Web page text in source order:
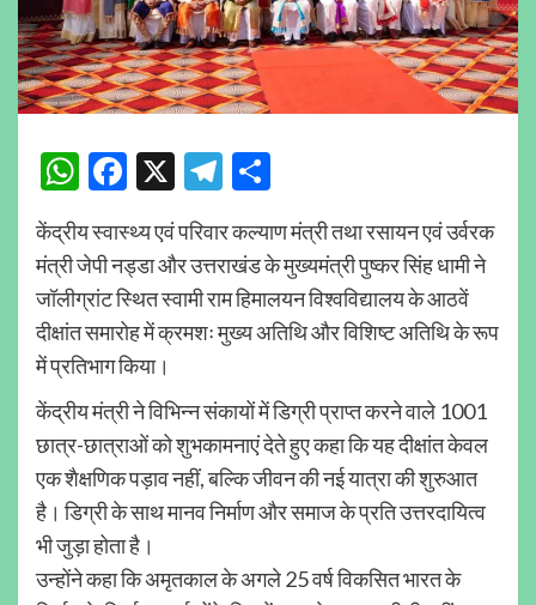
WhatsApp
Facebook
X Telegram
केंद्रीय स्वास्थ्य एवं परिवार कल्याण मंत्री तथा रसायन एवं उर्वरक
मंत्री जेपी नड्डा और उत्तराखंड के मुख्यमंत्री पुष्कर सिंह धामी ने
जॉलीग्रांट स्थित स्वामी राम हिमालयन विश्वविद्यालय के आठवें
दीक्षांत समारोह में क्रमशः मुख्य अतिथि और विशिष्ट अतिथि के रूप
में प्रतिभाग किया।
केंद्रीय मंत्री ने विभिन्न संकायों में डिग्री प्राप्त करने वाले 1001
छात्र-छात्राओं को शुभकामनाएं देते हुए कहा कि यह दीक्षांत केवल
एक शैक्षणिक पड़ाव नहीं, बल्कि जीवन की नई यात्रा की शुरुआत
है। डिग्री के साथ मानव निर्माण और समाज के प्रति उत्तरदायित्व
भी जुड़ा होता है।
उन्होंने कहा कि अमृतकाल के अगले 25 वर्ष विकसित भारत के